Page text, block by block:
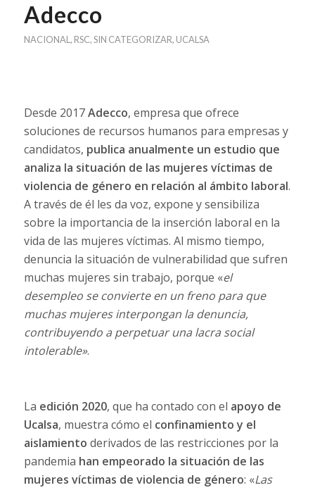
Adecco
NACIONAL , RSC,SIN CATEGORIZAR, UCALSA
Desde 2017Adecco, empresa que ofrece
soluciones de recursos humanos para empresas y
candidatos, publica anualmente un estudio que
analiza la situación de las mujeres víctimas de
violencia de género en relación al ámbito laboral.
A través de él les da voz, expone y sensibiliza
sobre la importancia de la inserción laboral en la
vida de las mujeres víctimas. Al mismo tiempo,
denuncia la situación de vulnerabilidad que sufren
muchas mujeres sin trabajo, porque «el
desempleo se convierte en un freno para que
muchas mujeres interpongan la denuncia,
contribuyendo a perpetuar una lacra social
intolerable».
La edición 2020, que ha contado con el apoyo de
Ucalsa, muestra cómo el confinamiento y el
aislamiento derivados de las restricciones por la
pandemia han empeorado la situación de las
mujeres víctimas de violencia de género: «Las